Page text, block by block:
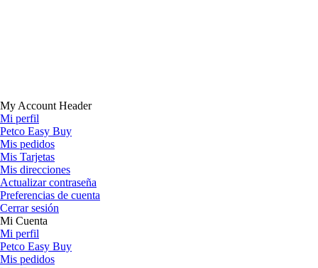
My Account Header
Mi perfil
Petco Easy Buy
Mis pedidos
Mis Tarjetas
Mis direcciones
Actualizar contraseña
Preferencias de cuenta
Cerrar sesión
Mi Cuenta
Mi perfil
Petco Easy Buy
Mis pedidos